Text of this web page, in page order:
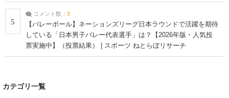
5
コメント数： 3
【バレーボール】ネーションズリーグ日本ラウンドで活躍を期待
している「日本男子バレー代表選手」は？【2026年版・人気投
票実施中】（投票結果） | スポーツ ねとらぼリサーチ
カテゴリ一覧